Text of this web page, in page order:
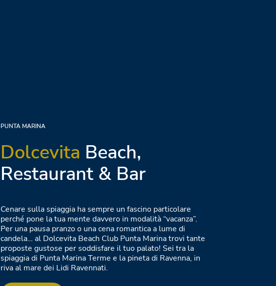
PUNTA MARINA
Dolcevita Beach,
Restaurant & Bar
Cenare sulla spiaggia ha sempre un fascino particolare
perché pone la tua mente davvero in modalità “vacanza”.
Per una pausa pranzo o una cena romantica a lume di
candela… al Dolcevita Beach Club Punta Marina trovi tante
proposte gustose per soddisfare il tuo palato! Sei tra la
spiaggia di Punta Marina Terme e la pineta di Ravenna, in
riva al mare dei Lidi Ravennati.